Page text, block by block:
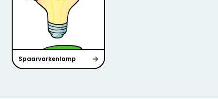
Spaarvarkenlamp